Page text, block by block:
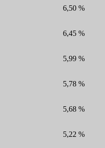
6,50 %
6,45 %
5,99 %
5,78 %
5,68 %
5,22 %